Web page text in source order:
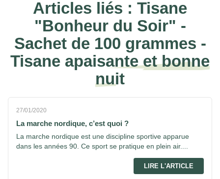
Articles liés : Tisane
"Bonheur du Soir" -
Sachet de 100 grammes -
Tisane apaisante et bonne
nuit
27/01/2020
La marche nordique, c’est quoi ?
La marche nordique est une discipline sportive apparue
dans les années 90. Ce sport se pratique en plein air....
LIRE L'ARTICLE